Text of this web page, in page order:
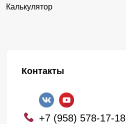
Калькулятор
Контакты
+7 (958) 578-17-18